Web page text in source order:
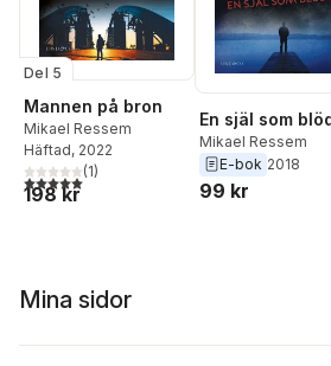
Del 5
Mannen på bron
Mikael Ressem
Häftad, 2022
5,0utav 5 stjärnor. Totalt antal röster:
(1)
198 kr
En själ som
Mikael Ressem
E-bok 2018
99 kr
Mina sidor